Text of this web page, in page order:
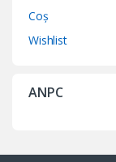
Coș
Wishlist
ANPC